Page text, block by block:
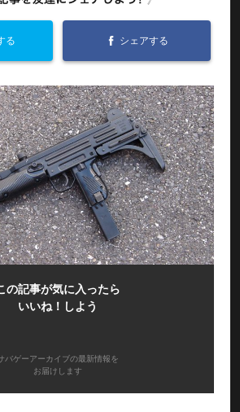
る シェアする
の記事が気に入ったら
いいね！しよう
バゲーアーカイブの最新情報を
お届けします